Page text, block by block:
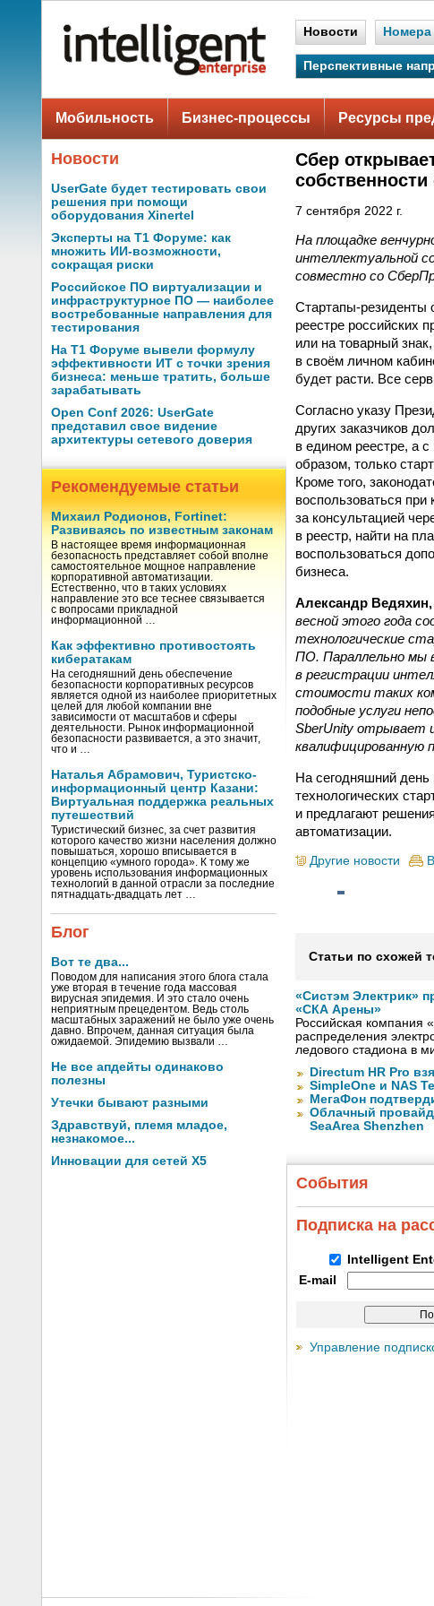
Новости Номера
Перспективные
Мобильность Бизнес-процессы Ресурсы
Новости
UserGate будет тестировать свои
решения при помощи
оборудования Xinertel
Эксперты на Т1 Форуме: как
множить ИИ-возможности,
сокращая риски
Российское ПО виртуализации и
инфраструктурное ПО — наиболее
востребованные направления для
тестирования
На Т1 Форуме вывели формулу
эффективности ИТ с точки зрения
бизнеса: меньше тратить, больше
зарабатывать
Open Conf 2026: UserGate
представил свое видение
архитектуры сетевого доверия
Рекомендуемые статьи
Михаил Родионов, Fortinet:
Развиваясь по известным законам
В настоящее время информационная
безопасность представляет собой вполне
самостоятельное мощное направление
корпоративной автоматизации.
Естественно, что в таких условиях
направление это все теснее связывается
с вопросами прикладной
информационной …
Как эффективно противостоять
кибератакам
На сегодняшний день обеспечение
безопасности корпоративных ресурсов
является одной из наиболее приоритетных
целей для любой компании вне
зависимости от масштабов и сферы
деятельности. Рынок информационной
безопасности развивается, а это значит,
что и …
Наталья Абрамович, Туристско-
информационный центр Казани:
Виртуальная поддержка реальных
путешествий
Туристический бизнес, за счет развития
которого качество жизни населения должно
повышаться, хорошо вписывается в
концепцию «умного города». К тому же
уровень использования информационных
технологий в данной отрасли за последние
пятнадцать-двадцать лет …
Блог
Вот те два...
Поводом для написания этого блога стала
уже вторая в течение года массовая
вирусная эпидемия. И это стало очень
неприятным прецедентом. Ведь столь
масштабных заражений не было уже очень
давно. Впрочем, данная ситуация была
ожидаемой. Эпидемию вызвали …
Не все апдейты одинаково
полезны
Утечки бывают разными
Здравствуй, племя младое,
незнакомое...
Инновации для сетей X5
Сбер
собственности
7 сентября 2022 г.
На площадке
интеллектуальной
совместно со
Стартапы-резиденты
реестре российских
или на товарный
в своём личном
будет расти. Все
Согласно указу
других заказчиков
в едином реестре, а
образом, только
Кроме того,
воспользоваться
за консультацией
в реестр, найти на
воспользоваться
бизнеса.
Александр
весной этого года
технологические
ПО. Параллельно мы
в регистрации
стоимости таких
подобные услуги
SberUnity отрывает
квалифицированную
На сегодняшний
технологических
и предлагают
автоматизации.
Другие новости
Статьи по схожей
«Систэм Электрик»
«СКА Арены»
Российская компания
распределения
ледового стадиона в
Directum HR Pro
SimpleOne и NAS
МегаФон
Облачный
SeaArea Shenzhen
События
Подписка на
Intelligent
E-mail
Управление